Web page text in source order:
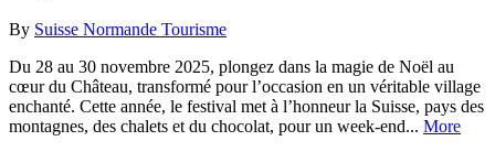
By Suisse Normande Tourisme
Du 28 au 30 novembre 2025, plongez dans la magie de Noël au
cœur du Château, transformé pour l’occasion en un véritable village
enchanté. Cette année, le festival met à l’honneur la Suisse, pays des
montagnes, des chalets et du chocolat, pour un week-end... More